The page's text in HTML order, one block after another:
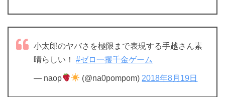
小太郎のヤバさを極限まで表現する手越さん素
晴らしい！ #ゼロ一攫千金ゲーム
— naop (@na0pompom) 2018年8月19日